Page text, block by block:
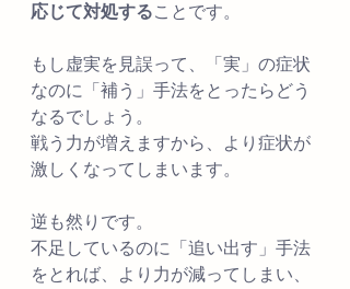
応じて対処することです。
もし虚実を見誤って、「実」の症状
なのに「補う」手法をとったらどう
なるでしょう。
戦う力が増えますから、より症状が
激しくなってしまいます。
逆も然りです。
不足しているのに「追い出す」手法
をとれば、より力が減ってしまい、